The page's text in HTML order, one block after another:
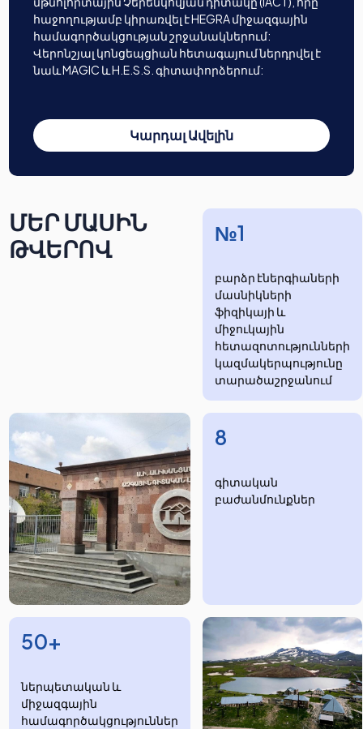
հաջողությամբ կիրառվել է HEGRA միջազգային
համագործակցության շրջանակներում:
Վերոնշյալ կոնցեպցիան հետագայում ներդրվել է
նաև MAGIC և H.E.S.S. գիտափորձերում:
Կարդալ Ավելին
ՄԵՐ ՄԱՍԻՆ
ԹՎԵՐՈՎ
№1
բարձր էներգիաների
մասնիկների
ֆիզիկայի և
միջուկային
հետազոտությունների
​​​​կազմակերպությունը
տարածաշրջանում
8
​​​գիտական
բաժանմունքներ
50+
ներպետական և
միջազգային
համագործակցություններ